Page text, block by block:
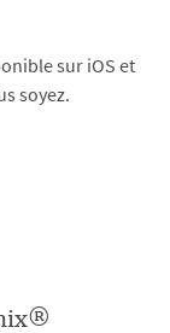
sur iOS et
soyez.